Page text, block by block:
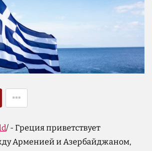
/ - Греция приветствует
Арменией и Азербайджаном,